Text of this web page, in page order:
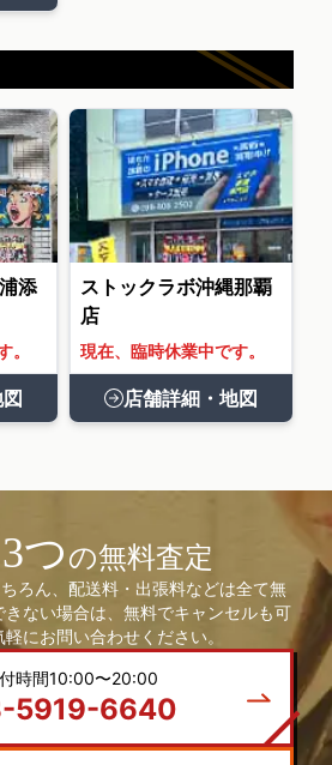
添
。
ストックラボ沖縄那覇
店
現在、臨時休業中です。
店舗詳細・地図
3つの無料査定
ろん、配送料・出張料などは全て無
ない場合は、無料でキャンセルも可
にお問い合わせください。
時間10:00〜20:00
5919-6640